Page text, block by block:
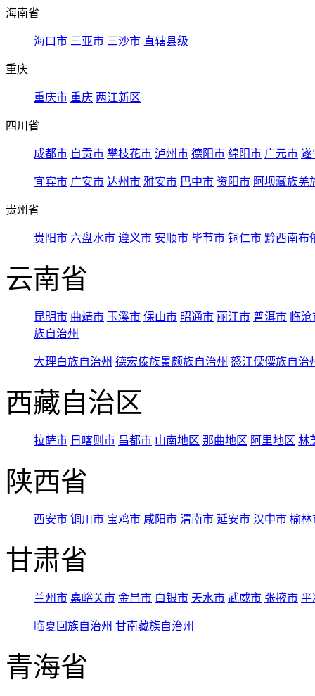
海南省
海口市 三亚市 三沙市 直辖县级
重庆
重庆市 重庆 两江新区
四川省
成都市 自贡市 攀枝花市 泸州市 德阳市 绵阳市 广元市 遂
宜宾市 广安市 达州市 雅安市 巴中市 资阳市 阿坝藏族羌
贵州省
贵阳市 六盘水市 遵义市 安顺市 毕节市 铜仁市 黔西南布
云南省
昆明市 曲靖市 玉溪市 保山市 昭通市 丽江市 普洱市 临
族自治州
大理白族自治州 德宏傣族景颇族自治州 怒江傈僳族自治
西藏自治区
拉萨市 日喀则市 昌都市 山南地区 那曲地区 阿里地区 林
陕西省
西安市 铜川市 宝鸡市 咸阳市 渭南市 延安市 汉中市 榆林
甘肃省
兰州市 嘉峪关市 金昌市 白银市 天水市 武威市 张掖市 平
临夏回族自治州 甘南藏族自治州
青海省